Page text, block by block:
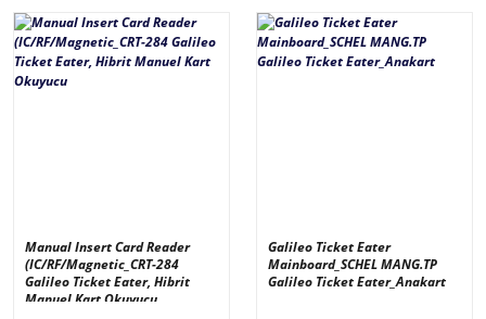
Manual Insert Card Reader
(IC/RF/Magnetic_CRT-284
Galileo Ticket Eater, Hibrit
Manuel Kart Okuyucu
Galileo Ticket Eater
Mainboard_SCHEL MANG.TP
Galileo Ticket Eater_Anakart